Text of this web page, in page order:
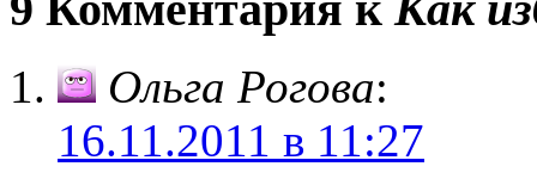
Ольга Рогова:
16.11.2011 в 11:27